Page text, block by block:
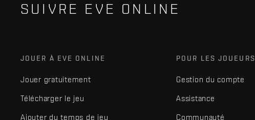
SUIVRE EVE ONLINE
JOUER À EVE ONLINE
Jouer gratuitement
Télécharger le jeu
Ajouter du temps de jeu
POUR LES JOUEURS
Gestion du compte
Assistance
Communauté